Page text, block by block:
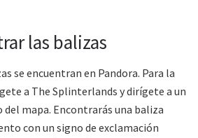
las balizas
se encuentran en Pandora. Para la
a The Splinterlands y dirígete a un
mapa. Encontrarás una baliza
con un signo de exclamación